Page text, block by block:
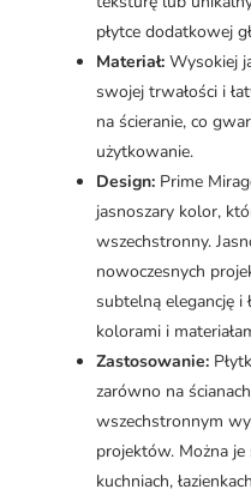
płytce dodatkowej
Materiał: Wysokiej
swojej trwałości i
na ścieranie, co
użytkowanie.
Design: Prime
jasnoszary kolor,
wszechstronny.
nowoczesnych
subtelną elegancję i
kolorami i
Zastosowanie:
zarówno na
wszechstronnym
projektów. Można
kuchniach,